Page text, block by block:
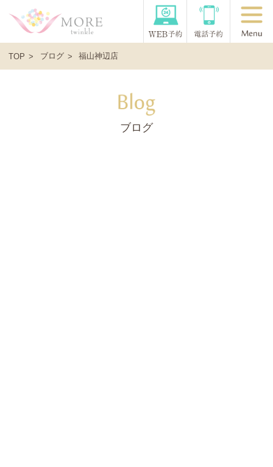
TOP ブログ 福山神辺店
ブログ